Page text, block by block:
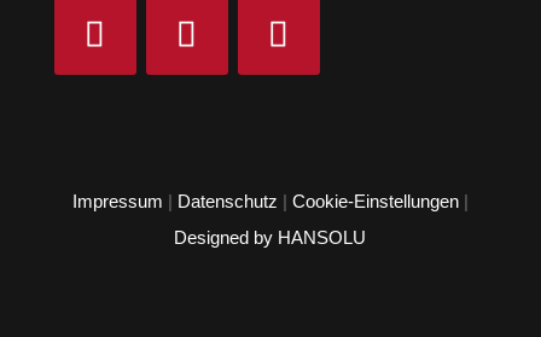
Impressum | Datenschutz | Cookie-Einstellungen|
Designed by HANSOLU